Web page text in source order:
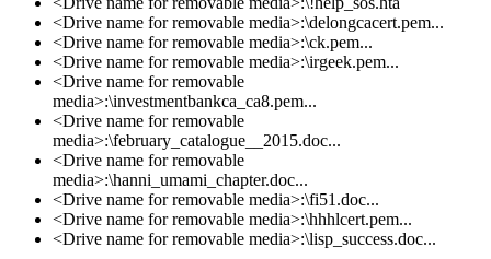
<Drive name for removable media>:\delongcacert.pem...
<Drive name for removable media>:\ck.pem...
<Drive name for removable media>:\irgeek.pem...
<Drive name for removable
media>:\investmentbankca_ca8.pem...
<Drive name for removable
media>:\february_catalogue__2015.doc...
<Drive name for removable
media>:\hanni_umami_chapter.doc...
<Drive name for removable media>:\fi51.doc...
<Drive name for removable media>:\hhhlcert.pem...
<Drive name for removable media>:\lisp_success.doc...